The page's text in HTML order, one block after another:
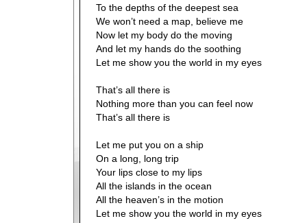
To the depths of the deepest sea
We won’t need a map, believe me
Now let my body do the moving
And let my hands do the soothing
Let me show you the world in my eyes
That’s all there is
Nothing more than you can feel now
That’s all there is
Let me put you on a ship
On a long, long trip
Your lips close to my lips
All the islands in the ocean
All the heaven’s in the motion
Let me show you the world in my eyes